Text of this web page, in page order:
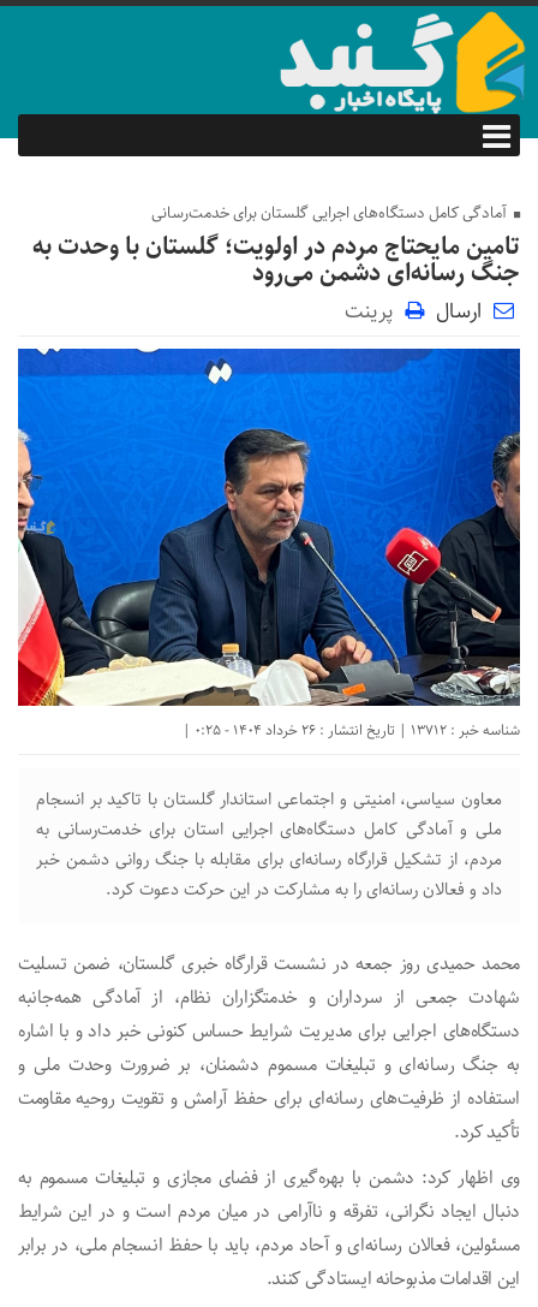
آمادگی کامل دستگاه‌های اجرایی گلستان برای خدمت‌رسانی
تامین مایحتاج مردم در اولویت؛ گلستان با وحدت به
جنگ رسانه‌ای دشمن می‌رود
ارسال پرینت
شناسه خبر : 13712 | تاریخ انتشار : 26 خرداد 1404 - 0:25 |
معاون سیاسی، امنیتی و اجتماعی استاندار گلستان با تاکید بر انسجام
ملی و آمادگی کامل دستگاه‌های اجرایی استان برای خدمت‌رسانی به
مردم، از تشکیل قرارگاه رسانه‌ای برای مقابله با جنگ روانی دشمن خبر
داد و فعالان رسانه‌ای را به مشارکت در این حرکت دعوت کرد.
محمد حمیدی روز جمعه در نشست قرارگاه خبری گلستان، ضمن تسلیت
شهادت جمعی از سرداران و خدمتگزاران نظام، از آمادگی همه‌جانبه
دستگاه‌های اجرایی برای مدیریت شرایط حساس کنونی خبر داد و با اشاره
به جنگ رسانه‌ای و تبلیغات مسموم دشمنان، بر ضرورت وحدت ملی و
استفاده از ظرفیت‌های رسانه‌ای برای حفظ آرامش و تقویت روحیه مقاومت
تأکید کرد.
وی اظهار کرد: دشمن با بهره‌گیری از فضای مجازی و تبلیغات مسموم به
دنبال ایجاد نگرانی، تفرقه و ناآرامی در میان مردم است و در این شرایط
مسئولین، فعالان رسانه‌ای و آحاد مردم، باید با حفظ انسجام ملی، در برابر
این اقدامات مذبوحانه ایستادگی کنند.